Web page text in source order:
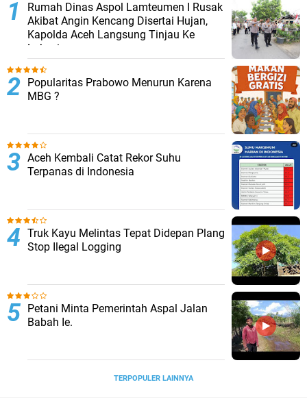
Rumah Dinas Aspol Lamteumen I Rusak
Akibat Angin Kencang Disertai Hujan,
Kapolda Aceh Langsung Tinjau Ke
Lokasi
Popularitas Prabowo Menurun Karena
MBG ?
Aceh Kembali Catat Rekor Suhu
Terpanas di Indonesia
Truk Kayu Melintas Tepat Didepan Plang
Stop Ilegal Logging
Petani Minta Pemerintah Aspal Jalan
Babah Ie.
TERPOPULER LAINNYA